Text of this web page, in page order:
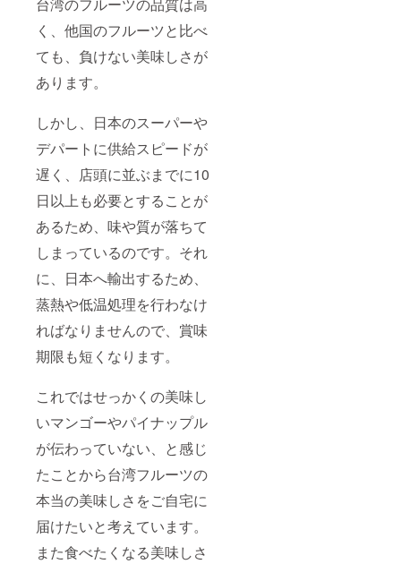
台湾のフルーツの品質は高
く、他国のフルーツと比べ
ても、負けない美味しさが
あります。
しかし、日本のスーパーや
デパートに供給スピードが
遅く、店頭に並ぶまでに10
日以上も必要とすることが
あるため、味や質が落ちて
しまっているのです。それ
に、日本へ輸出するため、
蒸熱や低温処理を行わなけ
ればなりませんので、賞味
期限も短くなります。
これではせっかくの美味し
いマンゴーやパイナップル
が伝わっていない、と感じ
たことから台湾フルーツの
本当の美味しさをご自宅に
届けたいと考えています。
また食べたくなる美味しさ